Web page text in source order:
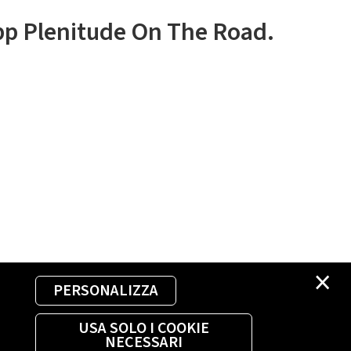
×
PERSONALIZZA
USA SOLO I COOKIE
NECESSARI
Plenitude On The Road.